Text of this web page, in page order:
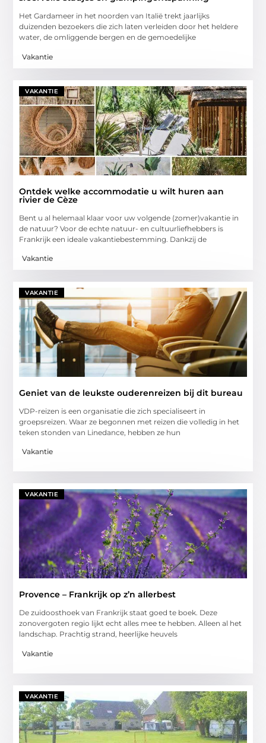
Het Gardameer in het noorden van Italië trekt jaarlijks
duizenden bezoekers die zich laten verleiden door het heldere
water, de omliggende bergen en de gemoedelijke
Vakantie
VAKANTIE
Ontdek welke accommodatie u wilt huren aan
rivier de Cèze
Bent u al helemaal klaar voor uw volgende (zomer)vakantie in
de natuur? Voor de echte natuur- en cultuurliefhebbers is
Frankrijk een ideale vakantiebestemming. Dankzij de
Vakantie
VAKANTIE
Geniet van de leukste ouderenreizen bij dit bureau
VDP-reizen is een organisatie die zich specialiseert in
groepsreizen. Waar ze begonnen met reizen die volledig in het
teken stonden van Linedance, hebben ze hun
Vakantie
VAKANTIE
Provence – Frankrijk op z’n allerbest
De zuidoosthoek van Frankrijk staat goed te boek. Deze
zonovergoten regio lijkt echt alles mee te hebben. Alleen al het
landschap. Prachtig strand, heerlijke heuvels
Vakantie
VAKANTIE